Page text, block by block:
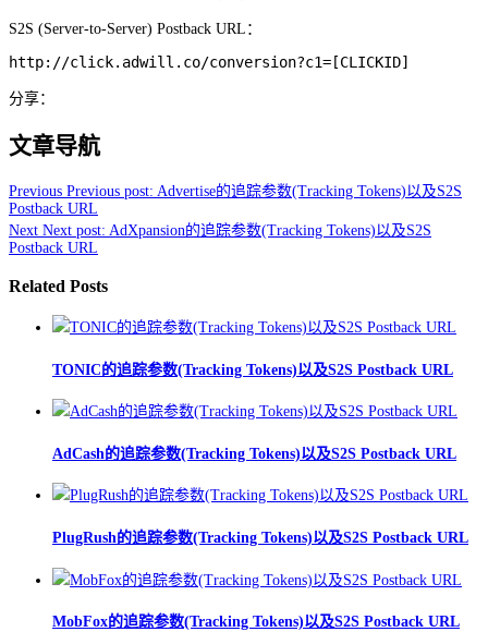
S2S (Server-to-Server) Postback URL：
http://click.adwill.co/conversion?c1=[CLICKID]
分享：
文章导航
Previous Previous post: Advertise的追踪参数(Tracking Tokens)以及S2S
Postback URL
Next Next post: AdXpansion的追踪参数(Tracking Tokens)以及S2S
Postback URL
Related Posts
TONIC的追踪参数(Tracking Tokens)以及S2S Postback URL
AdCash的追踪参数(Tracking Tokens)以及S2S Postback URL
PlugRush的追踪参数(Tracking Tokens)以及S2S Postback URL
MobFox的追踪参数(Tracking Tokens)以及S2S Postback URL